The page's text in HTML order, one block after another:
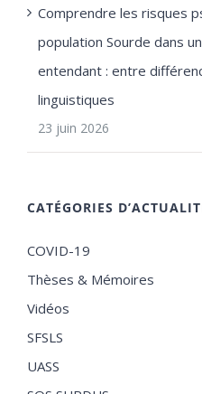
Comprendre les risques
population Sourde dans
entendant : entre
linguistiques
23 juin 2026
CATÉGORIES
COVID-19
Thèses & Mémoires
Vidéos
SFSLS
UASS